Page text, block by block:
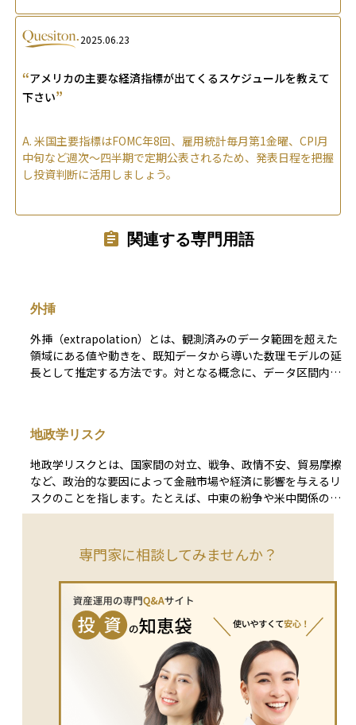
2025.06.23
“アメリカの主要な経済指標が出てくるスケジュールを教えて
下さい”
A. 米国主要指標はFOMC年8回、雇用統計毎月第1金曜、CPI月
中旬など週次～四半期で定期公表されるため、発表日程を把握
し投資判断に活用しましょう。
関連する専門用語
外挿
外挿（extrapolation）とは、観測済みのデータ範囲を超えた
領域にある値や動きを、既知データから導いた数理モデルの延
長として推定する方法です。対となる概念に、データ区間内で
将来の期待リターンや企業の売上高を見積もる場面で外挿が活
用されます。たとえば、過去20年の平均リターンを延長して
ポートフォリオの長期収益を試算したり、マクロ経済の趨勢成
長率を外挿してDCFモデルに組み込む、といったケースが代表
的です。 ただし外挿は、構造変化（レジーム転換）や突発的
ど、不確実性を前提とした慎重な運用が欠かせません。外挿は
ことが重要です。
地政学リスク
地政学リスクとは、国家間の対立、戦争、政情不安、貿易摩擦
など、政治的な要因によって金融市場や経済に影響を与えるリ
スクのことを指します。たとえば、中東の紛争や米中関係の悪
化、ロシアによるウクライナ侵攻などが該当します。こうした
る金（ゴールド）や国債に資金が流れる傾向があります。原油
価格や為替相場にも影響を及ぼすことがあり、資産運用を行う
際には、こうした地政学的な動きにも注意を払うことが重要で
専門家に相談してみませんか？